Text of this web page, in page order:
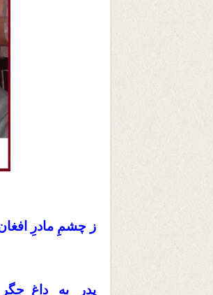
ز چشمِ مادرِ
پدر به داغِ